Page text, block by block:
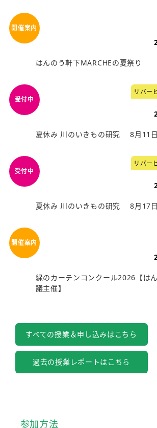
はんのう軒下MARCHEの夏祭り
リバー
夏休み 川のいきもの研究 8月11日
リバー
夏休み 川のいきもの研究 8月17日
緑のカーテンコンクール2026【は
議主催】
すべての授業＆申し込みはこちら
過去の授業レポートはこちら
参加方法